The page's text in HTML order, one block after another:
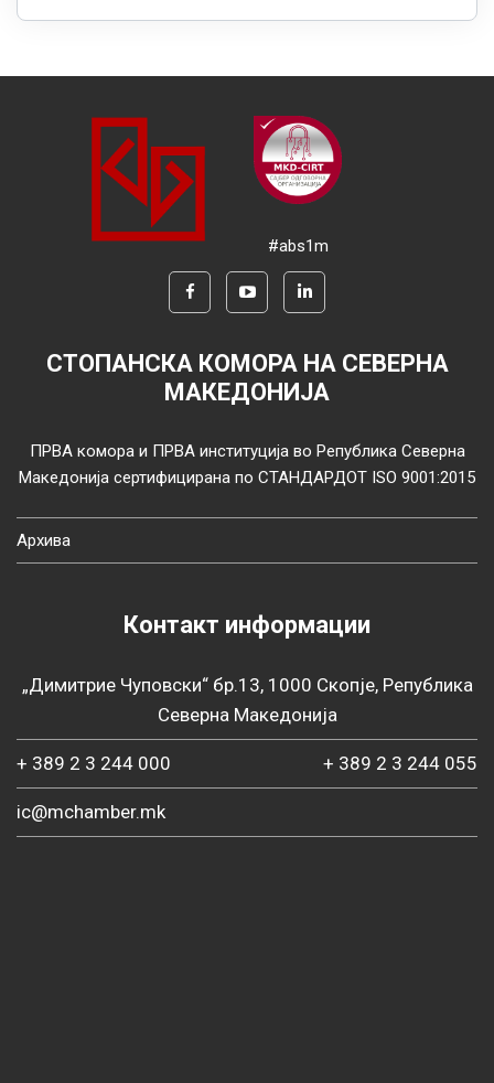
#abs1m
СТОПАНСКА КОМОРА НА СЕВЕРНА
МАКЕДОНИЈА
ПРВА комора и ПРВА институција во Република Северна
Македонија сертифицирана по СТАНДАРДОТ ISO 9001:2015
Архива
Контакт информации
„Димитрие Чуповски“ бр.13, 1000 Скопје, Република
Северна Македонија
+ 389 2 3 244 000 + 389 2 3 244 055
ic@mchamber.mk